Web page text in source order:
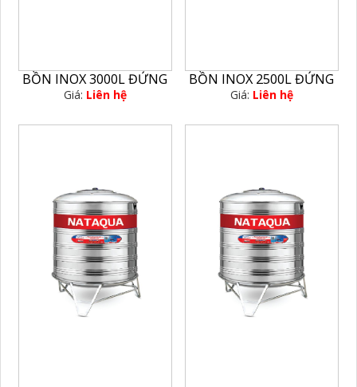
BỒN INOX 3000L ĐỨNG
Giá: Liên hệ
BỒN INOX 2500L ĐỨNG
Giá: Liên hệ